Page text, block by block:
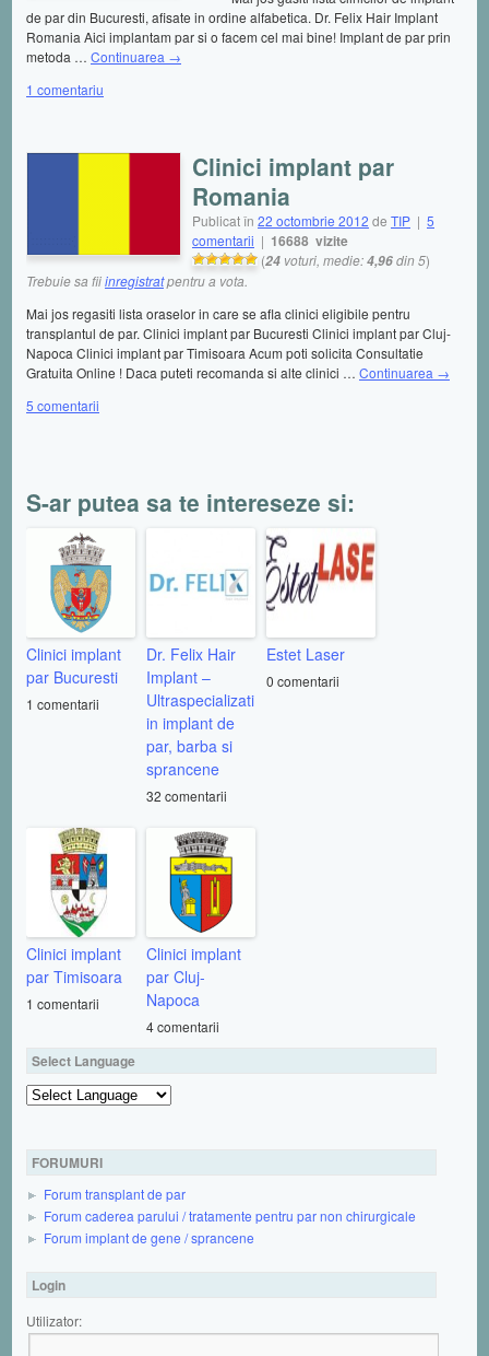
de par din Bucuresti, afisate in ordine alfabetica. Dr. Felix Hair Implant
Romania Aici implantam par si o facem cel mai bine! Implant de par prin
metoda … Continuarea →
1 comentariu
Clinici implant par
Romania
Publicat în 22 octombrie 2012 de TIP | 5
comentarii | 16688 vizite
(24 voturi, medie:4,96din 5)
Trebuie sa fiiinregistratpentru a vota.
Mai jos regasiti lista oraselor in care se afla clinici eligibile pentru
transplantul de par. Clinici implant par Bucuresti Clinici implant par Cluj-
Napoca Clinici implant par Timisoara Acum poti solicita Consultatie
Gratuita Online ! Daca puteti recomanda si alte clinici … Continuarea →
5 comentarii
S-ar putea sa te intereseze si:
Clinici implant
par Bucuresti
1 comentarii
Dr. Felix Hair
Implant –
Ultraspecializati
in implant de
par, barba si
sprancene
32 comentarii
Estet Laser
0 comentarii
Clinici implant
par Timisoara
1 comentarii
Clinici implant
par Cluj-
Napoca
4 comentarii
Select Language
FORUMURI
Forum transplant de par
Forum caderea parului / tratamente pentru par non chirurgicale
Forum implant de gene / sprancene
Login
Utilizator: